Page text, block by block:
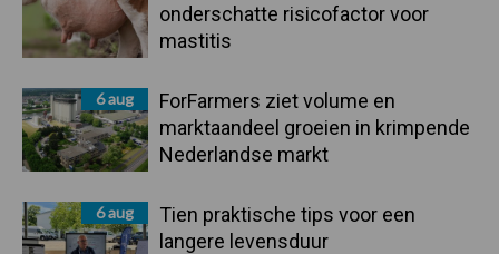
onderschatte risicofactor voor
mastitis
6 aug
ForFarmers ziet volume en
marktaandeel groeien in krimpende
Nederlandse markt
6 aug
Tien praktische tips voor een
langere levensduur